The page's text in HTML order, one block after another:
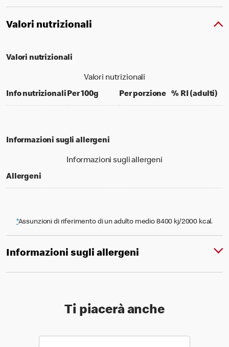
Valori nutrizionali
Valori nutrizionali
Valori nutrizionali
Info nutrizionaliPer 100gper 100 grams
Per porzioneper portion
% RI (adulti)
Informazioni sugli allergeni
Informazioni sugli allergeni
Allergeni
*Assunzioni di riferimento di un adulto medio 8400 kj/2000 kcal.
Informazioni sugli allergeni
Ti piacerà anche